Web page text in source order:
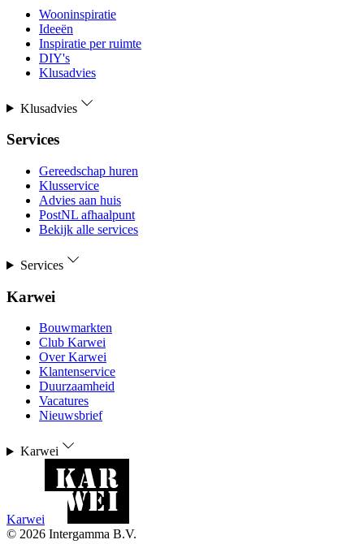
Wooninspiratie
Ideeën
Inspiratie per ruimte
DIY's
Klusadvies
Klusadvies
Services
Gereedschap huren
Klusservice
Advies aan huis
PostNL afhaalpunt
Bekijk alle services
Services
Karwei
Bouwmarkten
Club Karwei
Over Karwei
Klantenservice
Duurzaamheid
Vacatures
Nieuwsbrief
Karwei
Karwei
© 2026 Intergamma B.V.